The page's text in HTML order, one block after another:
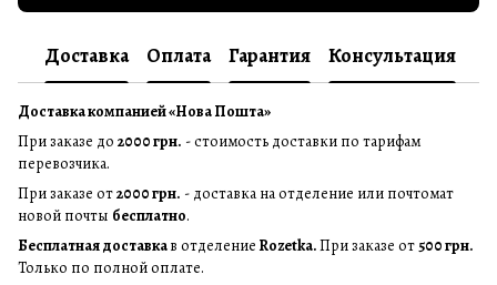
Доставка Оплата Гарантия Консультация
Доставка компанией «Нова Пошта»
При заказе до 2000 грн. - стоимость доставки по тарифам
перевозчика.
При заказе от2000 грн. - доставка на отделение или почтомат
новой почты бесплатно.
Бесплатная доставкав отделение Rozetka.При заказе от 500 грн.
Только по полной оплате.